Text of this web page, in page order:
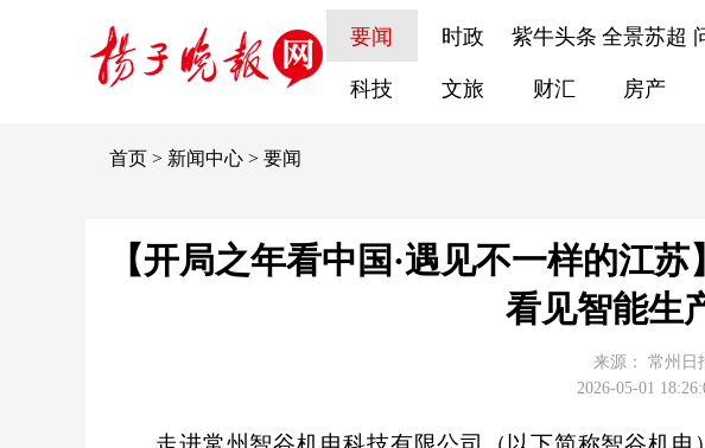
要闻 时政 紫牛头条 全景苏超
科技 文旅 财汇 房产
首页 > 新闻中心 > 要闻
【开局之年看中国·遇见不一样的江
看见智能生
来源：
常州日
2026-05-01